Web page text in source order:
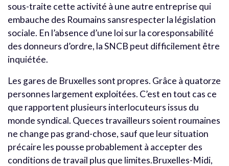
sous-traite cette activité à une autre entreprise qui
embauche des Roumains sansrespecter la législation
sociale. En l’absence d’une loi sur la coresponsabilité
des donneurs d’ordre, la SNCB peut difficilement être
inquiétée.
Les gares de Bruxelles sont propres. Grâce à quatorze
personnes largement exploitées. C’est en tout cas ce
que rapportent plusieurs interlocuteurs issus du
monde syndical. Queces travailleurs soient roumaines
ne change pas grand-chose, sauf que leur situation
précaire les pousse probablement à accepter des
conditions de travail plus que limites.Bruxelles-Midi,